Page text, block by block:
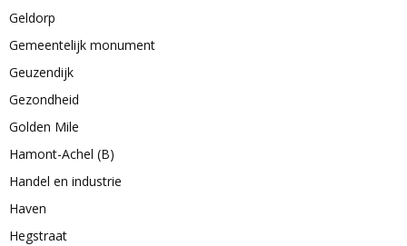
Geldorp
Gemeentelijk monument
Geuzendijk
Gezondheid
Golden Mile
Hamont-Achel (B)
Handel en industrie
Haven
Hegstraat